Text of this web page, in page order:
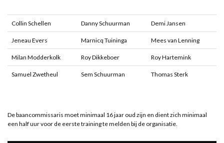
Collin Schellen Danny Schuurman Demi Jansen
Jeneau Evers Marnicq Tuininga Mees van Lenning
Milan Modderkolk Roy Dikkeboer Roy Hartemink
Samuel Zwetheul Sem Schuurman Thomas Sterk
De baancommissaris moet minimaal 16 jaar oud zijn en dient zich minimaal
een half uur voor de eerste training te melden bij de organisatie.